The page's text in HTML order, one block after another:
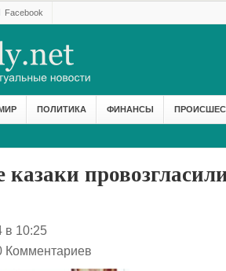
Facebook
ПОЛИТИКА ФИНАНСЫ
казаки
в 10:25
Комментариев